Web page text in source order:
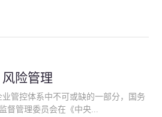
业务。随着业务的开展，华西经纪会
优质的保险经纪服务。
风险管理
管控体系中不可或缺的一部分，国务
督管理委员会在《中央...